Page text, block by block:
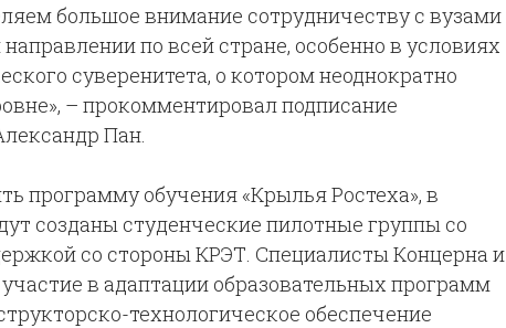
большое внимание сотрудничеству с вузами
по всей стране, особенно в условиях
суверенитета, о котором неоднократно
– прокомментировал подписание
Пан.
программу обучения «Крылья Ростеха», в
созданы студенческие пилотные группы со
со стороны КРЭТ. Специалисты Концерна и
в адаптации образовательных программ
технологическое обеспечение